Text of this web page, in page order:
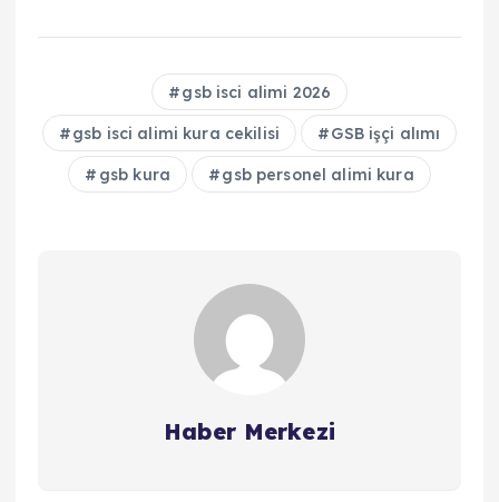
gsb isci alimi 2026
gsb isci alimi kura cekilisi GSB işçi alımı
gsb kura gsb personel alimi kura
Haber Merkezi